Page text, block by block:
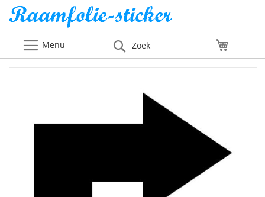
Menu Zoek